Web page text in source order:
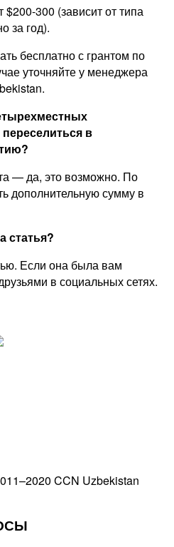
300 (зависит от типа
за год).
бесплатно с грантом по
уточняйте у менеджера
в
— да, это возможно. По
дополнительную сумму в
статья?
Если она была вам
в социальных сетях.
CCN Uzbekistan